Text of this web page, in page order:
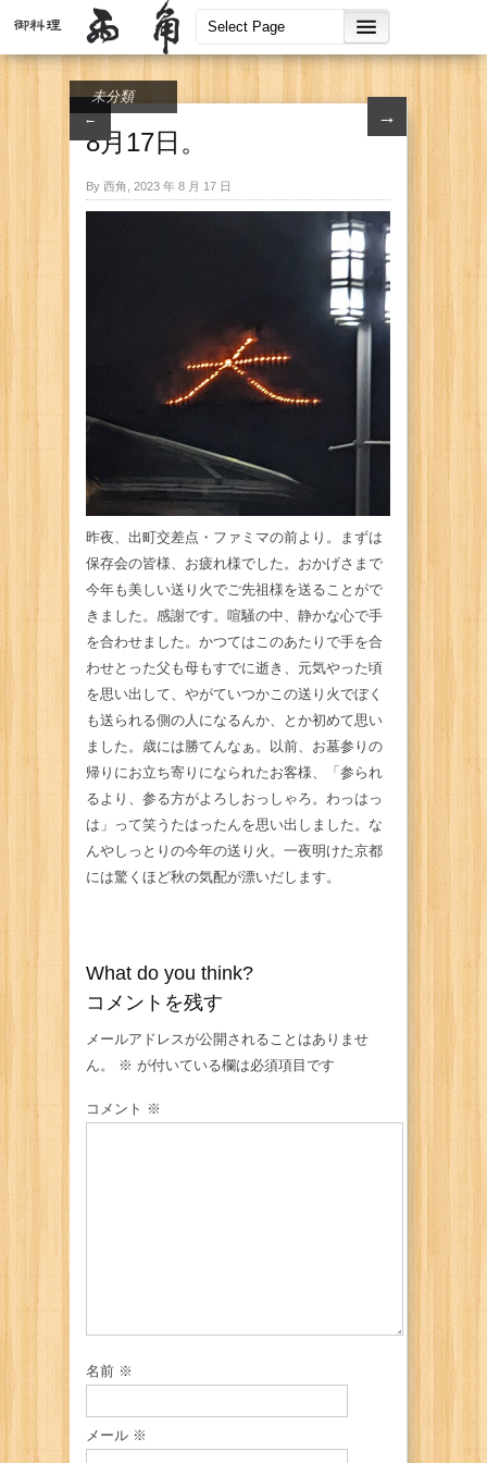
← →
未分類
8月17日。
By 西角, 2023 年 8 月 17 日
昨夜、出町交差点・ファミマの前より。まずは
保存会の皆様、お疲れ様でした。おかげさまで
今年も美しい送り火でご先祖様を送ることがで
きました。感謝です。喧騒の中、静かな心で手
を合わせました。かつてはこのあたりで手を合
わせとった父も母もすでに逝き、元気やった頃
を思い出して、やがていつかこの送り火でぼく
も送られる側の人になるんか、とか初めて思い
ました。歳には勝てんなぁ。以前、お墓参りの
帰りにお立ち寄りになられたお客様、「参られ
るより、参る方がよろしおっしゃろ。わっはっ
は」って笑うたはったんを思い出しました。な
んやしっとりの今年の送り火。一夜明けた京都
には驚くほど秋の気配が漂いだします。
What do you think?
コメントを残す
メールアドレスが公開されることはありませ
ん。
※ が付いている欄は必須項目です
コメント ※
名前 ※
メール ※